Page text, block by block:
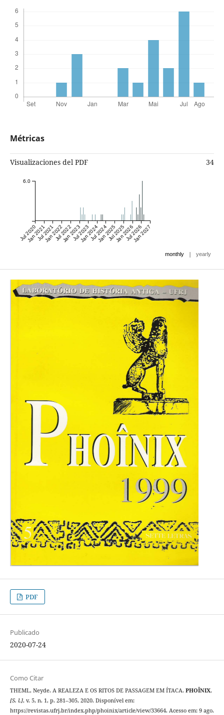
Métricas
Visualizaciones del PDF 34
Jul 2020
Jan 2021Jul 2021
Jan 2022Jul 2022
Jan 2023Jul 2023
Jan 2024Jul 2024
Jan 2025Jul 2025
Jan 2026Jul 2026
Jan 2027
6.0
monthly | yearly
PDF
Publicado
2020-07-24
Como Citar
THEML, Neyde. A REALEZA E OS RITOS DE PASSAGEM EM ÍTACA. PHOÎNIX,
[S. l.], v. 5, n. 1, p. 281–305, 2020. Disponível em:
https://revistas.ufrj.br/index.php/phoinix/article/view/33664. Acesso em: 9 ago.